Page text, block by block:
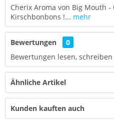
Cherix Aroma von Big Mouth -
Kirschbonbons !... mehr
Bewertungen
0
Bewertungen lesen,
Ähnliche Artikel
Kunden kauften auch